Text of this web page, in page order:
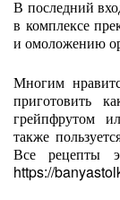
В последний
в комплексе
и омоложению
Многим
приготовить
грейпфрутом
также
Все рецепты
https://